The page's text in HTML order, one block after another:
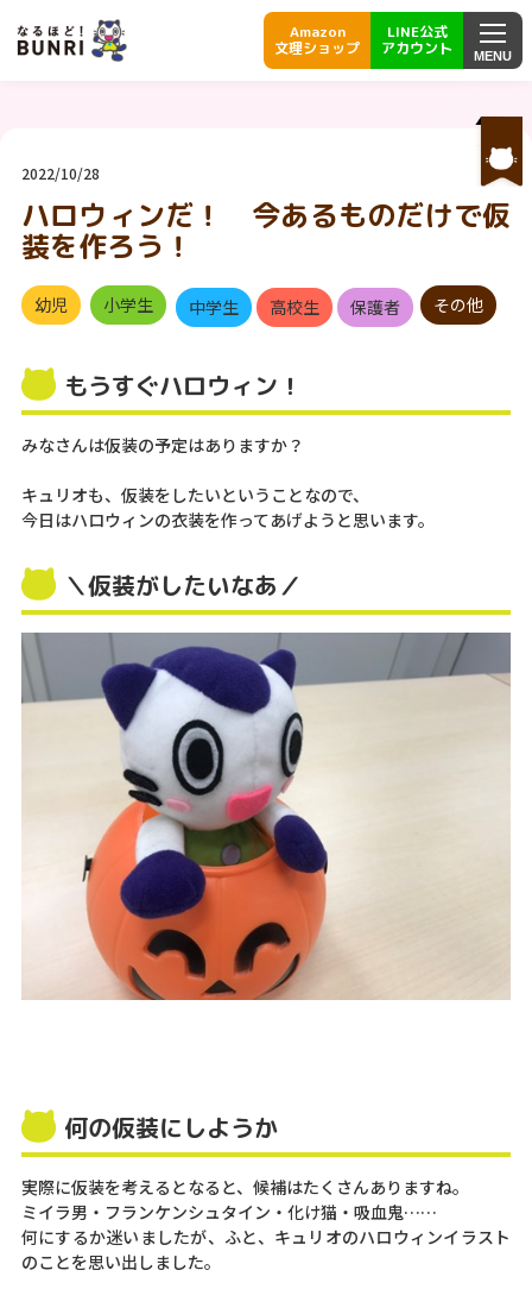
Amazon
文理ショップ
LINE公式
アカウント
MENU
2022/10/28
ハロウィンだ！ 今あるものだけで仮
装を作ろう！
幼児 小学生 中学生 高校生 保護者 その他
もうすぐハロウィン！
みなさんは仮装の予定はありますか？
キュリオも、仮装をしたいということなので、
今日はハロウィンの衣装を作ってあげようと思います。
＼仮装がしたいなあ／
何の仮装にしようか
実際に仮装を考えるとなると、候補はたくさんありますね。
ミイラ男・フランケンシュタイン・化け猫・吸血鬼……
何にするか迷いましたが、ふと、キュリオのハロウィンイラスト
のことを思い出しました。